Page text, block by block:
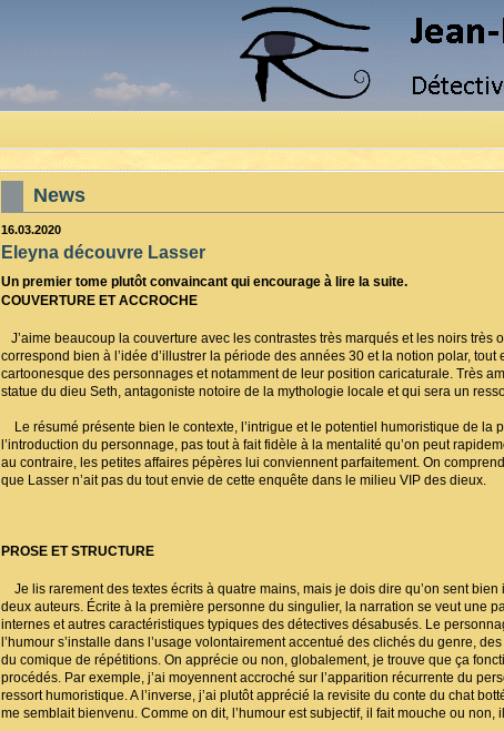
News
16.03.2020
Eleyna découvre Lasser
Un premier tome plutôt convaincant qui encourage à lire la suite.
COUVERTURE ET ACCROCHE
J’aime beaucoup la couverture avec les contrastes très marqués et les noirs
correspond bien à l’idée d’illustrer la période des années 30 et la notion polar,
cartoonesque des personnages et notamment de leur position caricaturale. Très
statue du dieu Seth, antagoniste notoire de la mythologie locale et qui sera un
Le résumé présente bien le contexte, l’intrigue et le potentiel humoristique de la
l’introduction du personnage, pas tout à fait fidèle à la mentalité qu’on peut
au contraire, les petites affaires pépères lui conviennent parfaitement. On
que Lasser n’ait pas du tout envie de cette enquête dans le milieu VIP des dieux.
PROSE ET STRUCTURE
Je lis rarement des textes écrits à quatre mains, mais je dois dire qu’on sent
deux auteurs. Écrite à la première personne du singulier, la narration se veut une
internes et autres caractéristiques typiques des détectives désabusés. Le
l’humour s’installe dans l’usage volontairement accentué des clichés du genre,
du comique de répétitions. On apprécie ou non, globalement, je trouve que ça
procédés. Par exemple, j’ai moyennent accroché sur l’apparition récurrente du
ressort humoristique. A l’inverse, j’ai plutôt apprécié la revisite du conte du chat
me semblait bienvenu. Comme on dit, l’humour est subjectif, il fait mouche ou